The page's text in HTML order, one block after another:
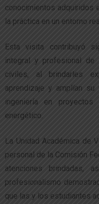
conocimientos adquiridos
la práctica en un entorno
Esta visita contribuyó
integral y profesional
civiles, al brindarles
aprendizaje y amplían
ingeniería en
energético.
La Unidad Académica de
personal de la Comisión
atenciones brindadas,
profesionalismo
que las y los estudiantes